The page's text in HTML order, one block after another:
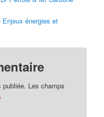
énergies et
publiée. Les champs